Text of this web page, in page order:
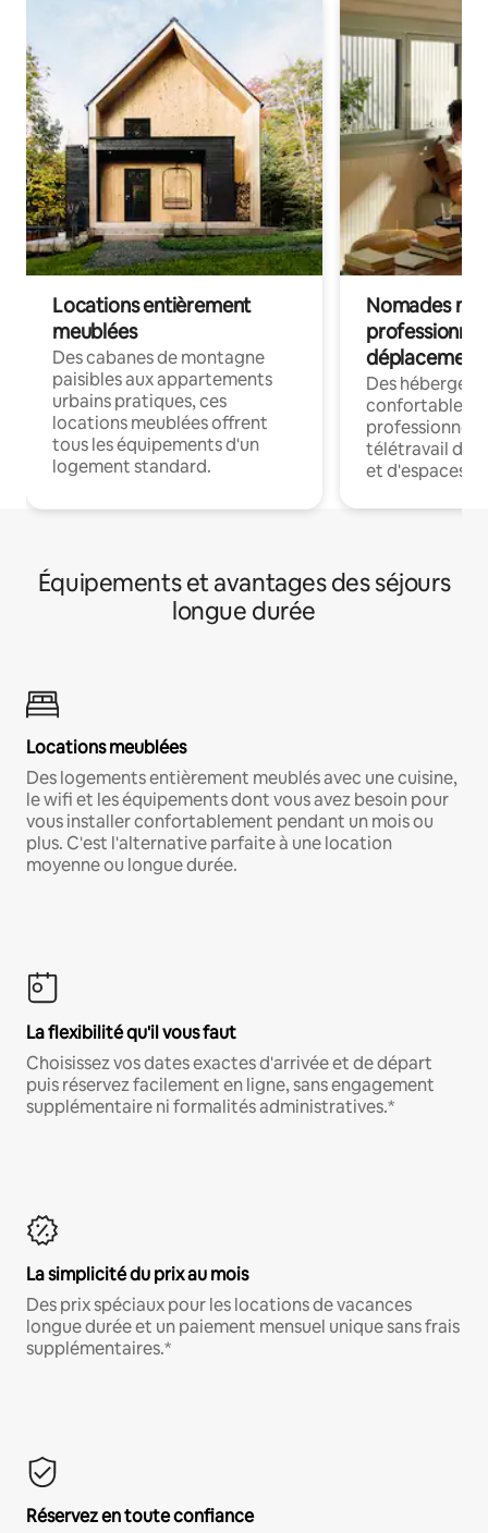
Locations entièrement
meublées
Des cabanes de montagne
paisibles aux appartements
urbains pratiques, ces
locations meublées offrent
tous les équipements d'un
logement standard.
Nomades
déplacement
Des
confortables
professionnels
télétravail
et d'espaces
Équipements et avantages des séjours
longue durée
Locations meublées
Des logements entièrement meublés avec une cuisine,
le wifi et les équipements dont vous avez besoin pour
vous installer confortablement pendant un mois ou
plus. C'est l'alternative parfaite à une location
moyenne ou longue durée.
La flexibilité qu'il vous faut
Choisissez vos dates exactes d'arrivée et de départ
puis réservez facilement en ligne, sans engagement
supplémentaire ni formalités administratives.*
La simplicité du prix au mois
Des prix spéciaux pour les locations de vacances
longue durée et un paiement mensuel unique sans frais
supplémentaires.*
Réservez en toute confiance